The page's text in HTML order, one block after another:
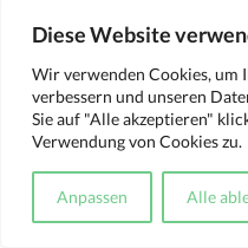
Diese Website
Wir verwenden Cookies, um
verbessern und unseren
Sie auf "Alle akzeptieren"
Verwendung von Cookies zu.
Anpassen Alle
Kontakt